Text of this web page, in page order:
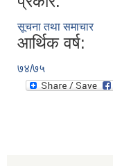
सूचना तथा समाचार
आर्थिक वर्ष:
७४/७५